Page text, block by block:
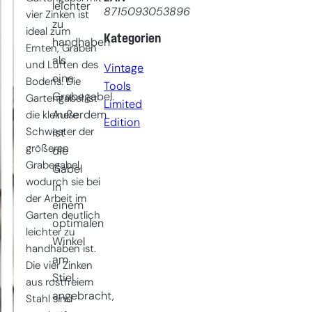
vier Zinken ist
ideal zum
Ernten, Graben
und Lüften des
Bodens. Die
Gartengabel ist
die kleinere
Schwester der
größeren
Grabegabel,
wodurch sie bei
der Arbeit im
Garten deutlich
leichter zu
handhaben ist.
Die vier Zinken
aus rostfreiem
Stahl sind
leichter
zu
handhaben
als
eine
Grabegabel.
Außerdem
ist
die
Gabel
in
einem
optimalen
Winkel
am
Stiel
angebracht,
8715093053896
Kategorien
Vintage
Tools
Limited
Edition